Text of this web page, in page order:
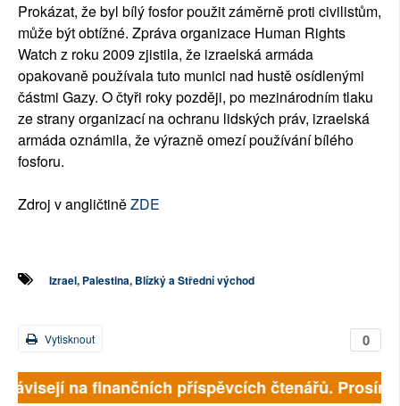
Prokázat, že byl bílý fosfor použit záměrně proti civilistům,
může být obtížné. Zpráva organizace Human Rights
Watch z roku 2009 zjistila, že izraelská armáda
opakovaně používala tuto munici nad hustě osídlenými
částmi Gazy. O čtyři roky později, po mezinárodním tlaku
ze strany organizací na ochranu lidských práv, izraelská
armáda oznámila, že výrazně omezí používání bílého
fosforu.
Zdroj v angličtiněZDE
Izrael, Palestina, Blízký a Střední východ
0
Vytisknout
na finančních příspěvcích čtenářů. Prosíme,